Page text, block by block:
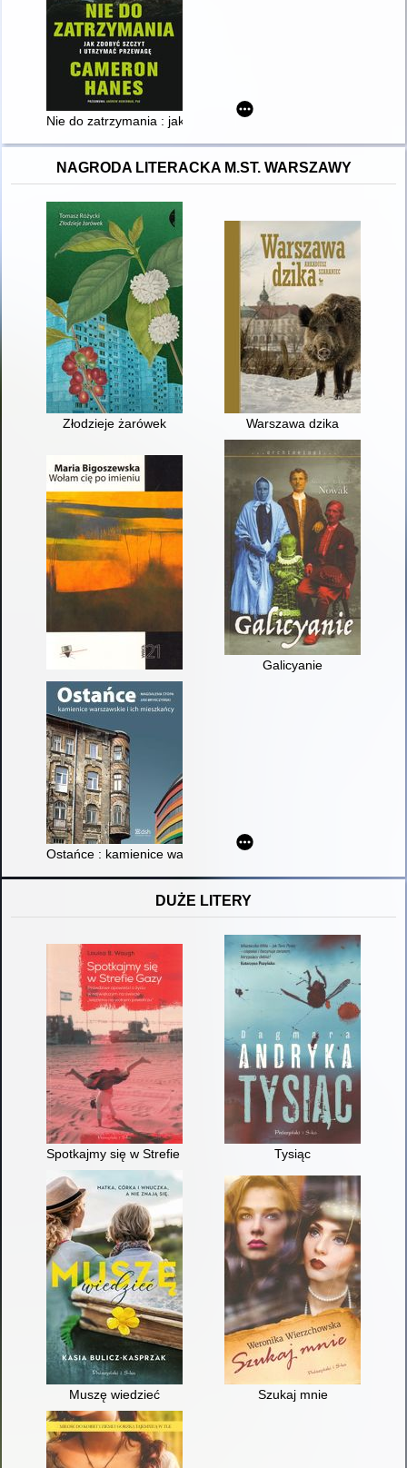
Nie do zatrzymania : jak zdobyć szczyt i utrzymać przewagę
NAGRODA LITERACKA M.ST. WARSZAWY
Złodzieje żarówek Warszawa dzika
Galicyanie
Ostańce : kamienice warszawskie i ich mieszkańcy
DUŻE LITERY
Spotkajmy się w Strefie Gazy : prawdziwe opowieści o życiu
Tysiąc
Muszę wiedzieć Szukaj mnie